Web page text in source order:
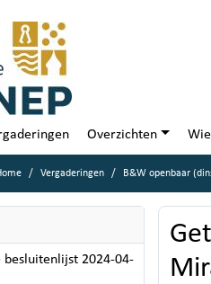
Overzichten
Vergaderingen B&W openbaar
besluitenlijst 2024-04-